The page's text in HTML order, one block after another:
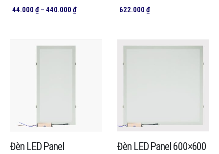
44.000 ₫ – 440.000 ₫Khoảng
622.000 ₫
Đèn LED Panel
Đèn LED Panel 600×600